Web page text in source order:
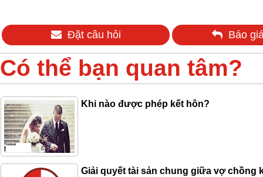
Đặt câu hỏi Báo
Có thể bạn quan tâm?
Khi nào được phép kết hôn?
Giải quyết tài sản chung giữa vợ chồng